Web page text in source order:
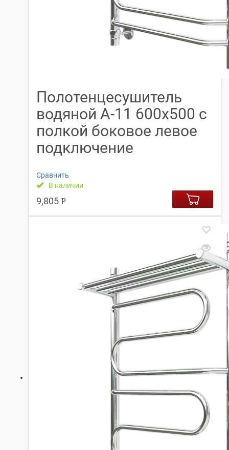
Полотенцесушитель
водяной А-11 600х500 с
полкой боковое левое
подключение
Сравнить
В наличии
9,805 Р